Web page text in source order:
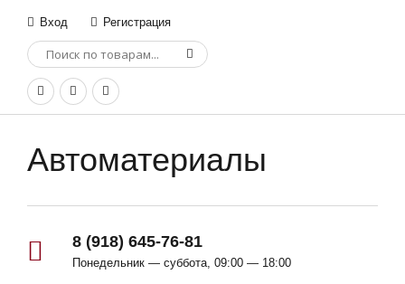
Вход Регистрация
Автоматериалы
8 (918) 645-76-81
Понедельник — суббота, 09:00 — 18:00